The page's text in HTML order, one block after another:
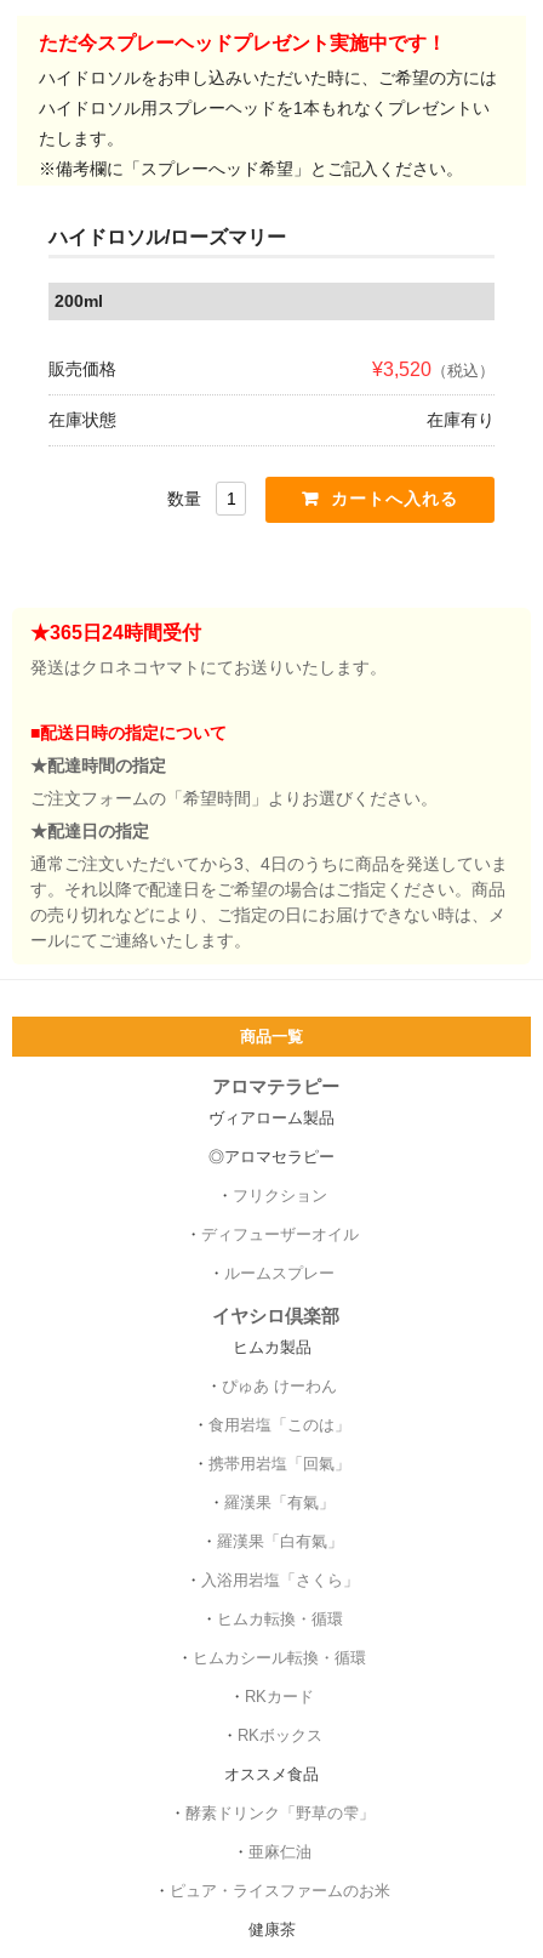
ただ今スプレーヘッドプレゼント実施中です！
ハイドロソルをお申し込みいただいた時に、ご希望の方には
ハイドロソル用スプレーヘッドを1本もれなくプレゼントい
たします。
※備考欄に「スプレーへッド希望」とご記入ください。
ハイドロソル/ローズマリー
200ml
販売価格 ¥3,520 （税込）
在庫状態 在庫有り
数量
★365日24時間受付
発送はクロネコヤマトにてお送りいたします。
■配送日時の指定について
★配達時間の指定
ご注文フォームの「希望時間」よりお選びください。
★配達日の指定
通常ご注文いただいてから3、4日のうちに商品を発送していま
す。それ以降で配達日をご希望の場合はご指定ください。商品
の売り切れなどにより、ご指定の日にお届けできない時は、メ
ールにてご連絡いたします。
商品一覧
アロマテラピー
ヴィアローム製品
◎アロマセラピー
・ フリクション
・ ディフューザーオイル
・ ルームスプレー
イヤシロ倶楽部
ヒムカ製品
・ ぴゅあ けーわん
・ 食用岩塩「このは」
・ 携帯用岩塩「回氣」
・ 羅漢果「有氣」
・ 羅漢果「白有氣」
・ 入浴用岩塩「さくら」
・ ヒムカ転換・循環
・ ヒムカシール転換・循環
・ RKカード
・ RKボックス
オススメ食品
・ 酵素ドリンク「野草の雫」
・ 亜麻仁油
・ ピュア・ライスファームのお米
健康茶